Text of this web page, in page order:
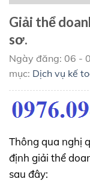
Giải thể
sơ.
Ngày đăng: 06 -
mục: Dịch vụ kế
Thông qua nghị
định giải thể
sau đây: